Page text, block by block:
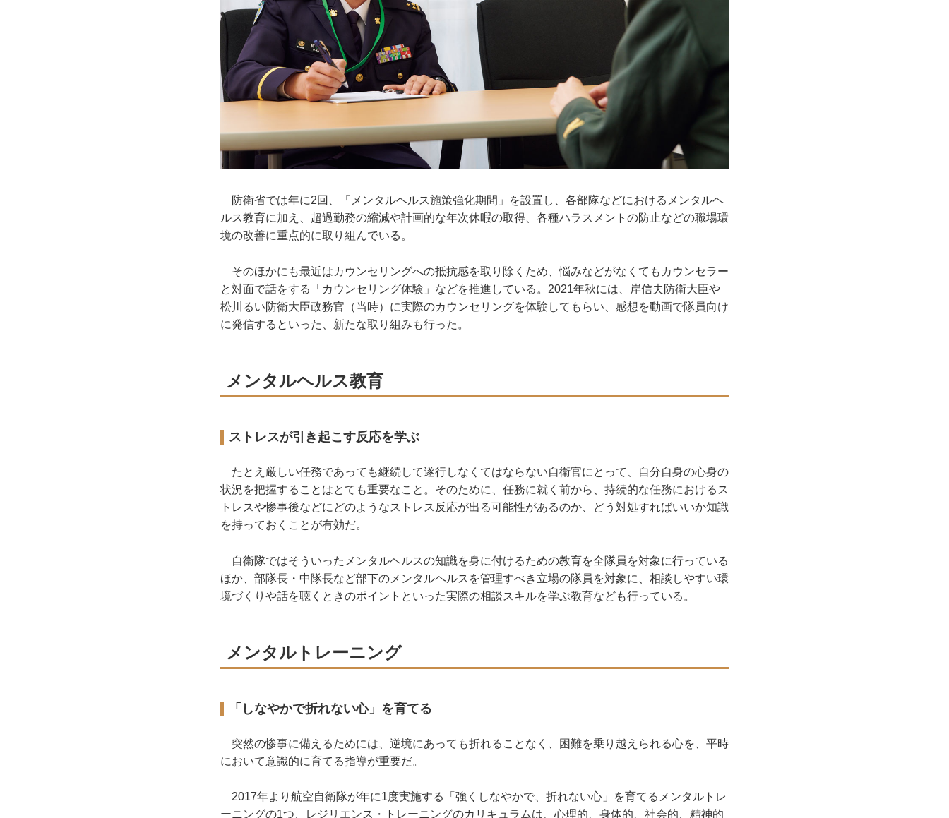
防衛省では年に2回、「メンタルヘルス施策強化期間」を設置し、各部隊などにおけるメンタルヘ
ルス教育に加え、超過勤務の縮減や計画的な年次休暇の取得、各種ハラスメントの防止などの職場環
境の改善に重点的に取り組んでいる。
そのほかにも最近はカウンセリングへの抵抗感を取り除くため、悩みなどがなくてもカウンセラー
と対面で話をする「カウンセリング体験」などを推進している。2021年秋には、岸信夫防衛大臣や
松川るい防衛大臣政務官（当時）に実際のカウンセリングを体験してもらい、感想を動画で隊員向け
に発信するといった、新たな取り組みも行った。
メンタルヘルス教育
ストレスが引き起こす反応を学ぶ
たとえ厳しい任務であっても継続して遂行しなくてはならない自衛官にとって、自分自身の心身の
状況を把握することはとても重要なこと。そのために、任務に就く前から、持続的な任務におけるス
トレスや惨事後などにどのようなストレス反応が出る可能性があるのか、どう対処すればいいか知識
を持っておくことが有効だ。
自衛隊ではそういったメンタルヘルスの知識を身に付けるための教育を全隊員を対象に行っている
ほか、部隊長・中隊長など部下のメンタルヘルスを管理すべき立場の隊員を対象に、相談しやすい環
境づくりや話を聴くときのポイントといった実際の相談スキルを学ぶ教育なども行っている。
メンタルトレーニング
「しなやかで折れない心」を育てる
突然の惨事に備えるためには、逆境にあっても折れることなく、困難を乗り越えられる心を、平時
において意識的に育てる指導が重要だ。
2017年より航空自衛隊が年に1度実施する「強くしなやかで、折れない心」を育てるメンタルトレ
ーニングの1つ、レジリエンス・トレーニングのカリキュラムは、心理的、身体的、社会的、精神的